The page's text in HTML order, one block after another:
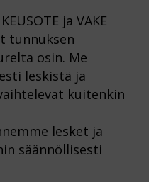
ja VAKE
tunnuksen
osin. Me
leskistä ja
kuitenkin
lesket ja
säännöllisesti